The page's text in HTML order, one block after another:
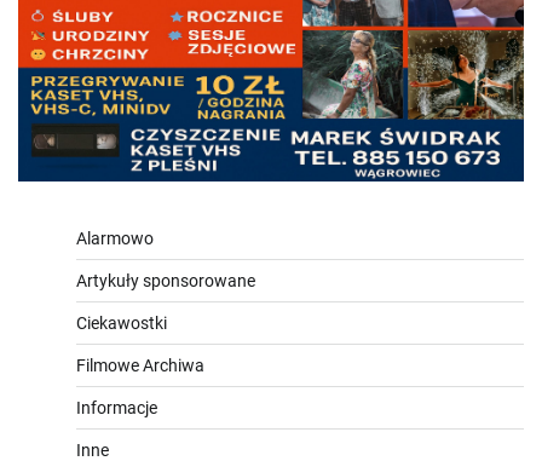
Alarmowo
Artykuły sponsorowane
Ciekawostki
Filmowe Archiwa
Informacje
Inne